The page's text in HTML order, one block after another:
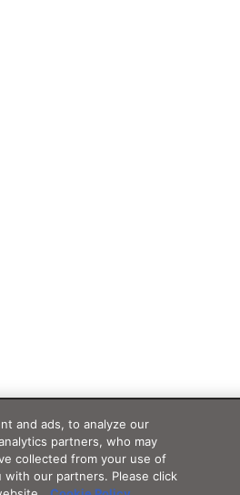
and ads, to analyze our
partners, who may
collected from your use of
our partners. Please click